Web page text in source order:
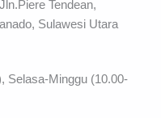
Tendean,
Sulawesi Utara
Selasa-Minggu (10.00-